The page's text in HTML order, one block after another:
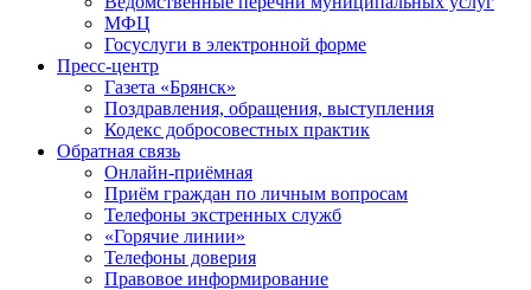
МФЦ
Госуслуги в электронной форме
Пресс-центр
Газета «Брянск»
Поздравления, обращения, выступления
Кодекс добросовестных практик
Обратная связь
Онлайн-приёмная
Приём граждан по личным вопросам
Телефоны экстренных служб
«Горячие линии»
Телефоны доверия
Правовое информирование